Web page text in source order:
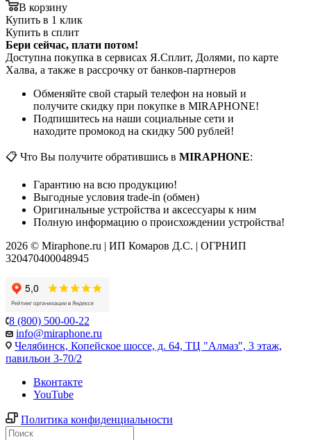
В корзину
Купить в 1 клик
Купить в сплит
Бери сейчас, плати потом!
Доступна покупка в сервисах Я.Сплит, Долями, по карте
Халва, а также в рассрочку от банков-партнеров
Обменяйте свой старый телефон на новый и
получите скидку при покупке в MIRAPHONE!
Подпишитесь на наши социальные сети и
находите промокод на скидку 500 рублей!
📋 Что Вы получите обратившись в MIRAPHONE:
Гарантию на всю продукцию!
Выгодные условия trade-in (обмен)
Оригинальные устройства и аксессуары к ним
Полную информацию о происхождении устройства!
2026 © Miraphone.ru | ИП Комаров Д.С. | ОГРНИП
320470400048945
8 (800) 500-00-22
info@miraphone.ru
Челябинск, Копейское шоссе, д. 64, ТЦ "Алмаз", 3 этаж,
павильон 3-70/2
Вконтакте
YouTube
Политика конфиденциальности